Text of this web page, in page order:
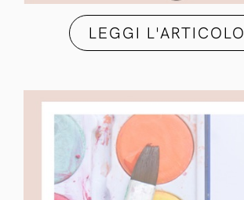
LEGGI L'ARTICOLO